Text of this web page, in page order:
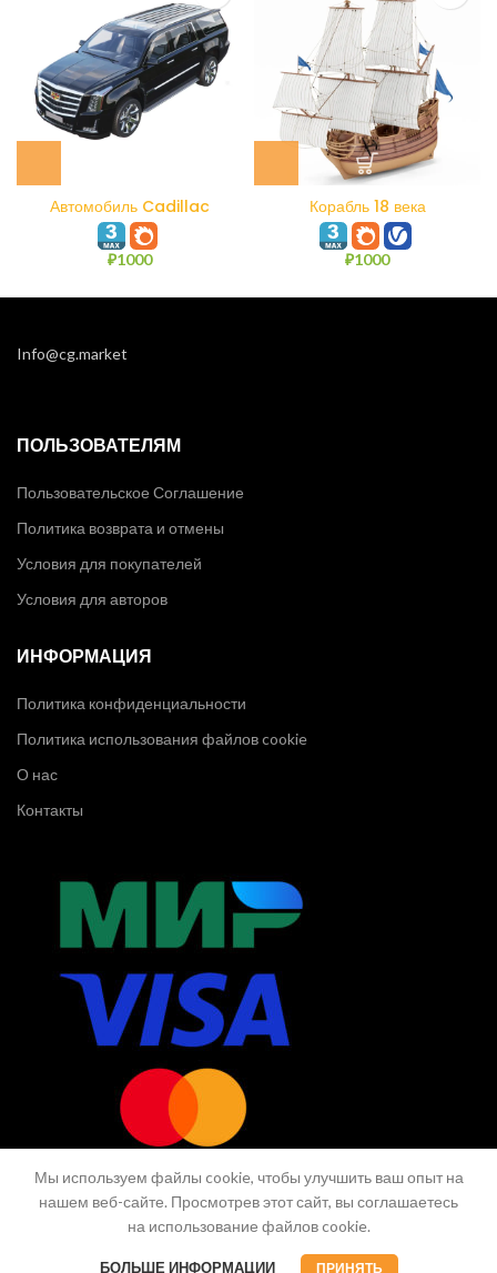
Автомобиль Cadillac
Escalade ESV
₽1000
Корабль 18 века
₽1000
Info@cg.market
ПОЛЬЗОВАТЕЛЯМ
Пользовательское Соглашение
Политика возврата и отмены
Условия для покупателей
Условия для авторов
ИНФОРМАЦИЯ
Политика конфиденциальности
Политика использования файлов cookie
О нас
Контакты
© CG.Market
Мы используем файлы cookie, чтобы улучшить ваш опыт на
нашем веб-сайте. Просмотрев этот сайт, вы соглашаетесь
на использование файлов cookie.
БОЛЬШЕ ИНФОРМАЦИИ ПРИНЯТЬ